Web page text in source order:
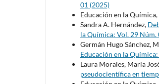
01 (2025)
Educación en la Química,
Sandra A. Hernández,
la Química: Vol. 29 Núm.
Germán Hugo Sánchez,
Educación en la
Laura Morales, María
pseudocientífica en